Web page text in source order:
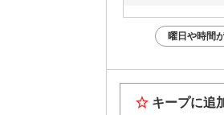
曜日や時間
キープに追